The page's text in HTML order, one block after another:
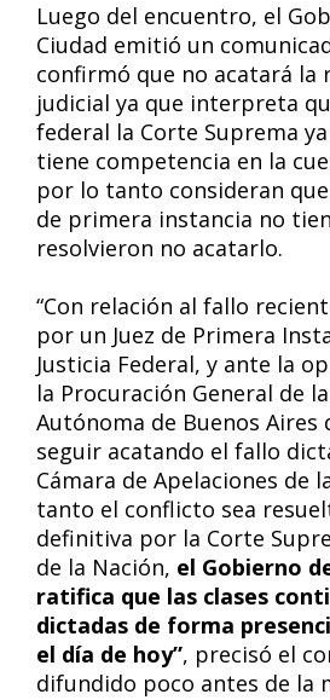
Luego del encuentro, el
Ciudad emitió un
confirmó que no acatará la
judicial ya que interpreta
federal la Corte Suprema
tiene competencia en la
por lo tanto consideran
de primera instancia no
resolvieron no acatarlo.
“Con relación al fallo
por un Juez de Primera
Justicia Federal, y ante la
la Procuración General de
Autónoma de Buenos Aires
seguir acatando el fallo
Cámara de Apelaciones de
tanto el conflicto sea
definitiva por la Corte
de la Nación, el Gobierno
ratifica que las clases
dictadas de forma
el día de hoy”, precisó el
difundido poco antes de la